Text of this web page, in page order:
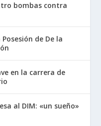
bombas contra
de De la
en la carrera de
al DIM: «un sueño»